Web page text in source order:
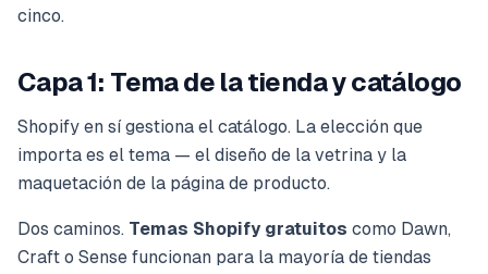
cinco.
Capa 1: Tema de la tienda y catálogo
Shopify en sí gestiona el catálogo. La elección que
importa es el tema — el diseño de la vetrina y la
maquetación de la página de producto.
Dos caminos. Temas Shopify gratuitos como Dawn,
Craft o Sense funcionan para la mayoría de tiendas